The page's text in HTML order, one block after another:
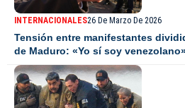
INTERNACIONALES26 De Marzo De 2026
Tensión entre manifestantes
de Maduro: «Yo sí soy